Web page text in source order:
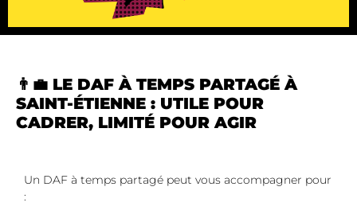
👨‍💼 LE DAF À TEMPS PARTAGÉ À
SAINT-ÉTIENNE : UTILE POUR
CADRER, LIMITÉ POUR AGIR
Un DAF à temps partagé peut vous accompagner pour
: